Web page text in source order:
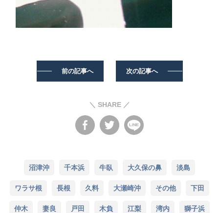
前の記事へ 次の記事へ
＼ SHARE ／
沼津沖 千本浜 牛臥 大久保の鼻 淡島
ワラサ根 長根 久料 大瀬崎沖 その他 下田
仲木 妻良 戸田 木負 江梨 湾内 獅子浜